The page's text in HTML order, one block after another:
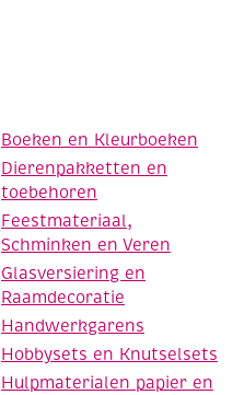
Boeken en Kleurboeken
Dierenpakketten en
toebehoren
Feestmateriaal,
Schminken en Veren
Glasversiering en
Raamdecoratie
Handwerkgarens
Hobbysets en Knutselsets
Hulpmaterialen papier en